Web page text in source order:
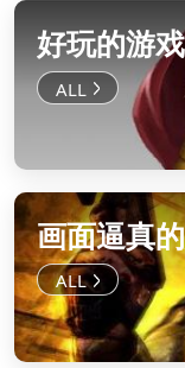
好玩的游
画面逼真